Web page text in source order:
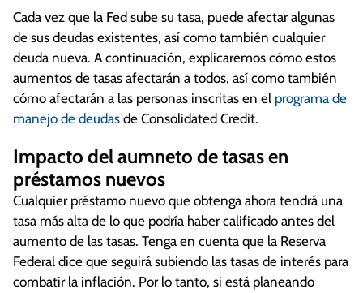
Cada vez que la Fed sube su tasa, puede afectar algunas
de sus deudas existentes, así como también cualquier
deuda nueva. A continuación, explicaremos cómo estos
aumentos de tasas afectarán a todos, así como también
cómo afectarán a las personas inscritas en el programa de
manejo de deudas de Consolidated Credit.
Impacto del aumneto de tasas en
préstamos nuevos
Cualquier préstamo nuevo que obtenga ahora tendrá una
tasa más alta de lo que podría haber calificado antes del
aumento de las tasas. Tenga en cuenta que la Reserva
Federal dice que seguirá subiendo las tasas de interés para
combatir la inflación. Por lo tanto, si está planeando